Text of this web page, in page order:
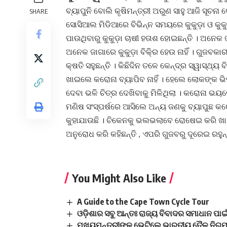
SHARE
ବ୍ୟାପୁନି ବୋଲି କୃଷିମନ୍ତ୍ରୀ ଅରୁଣ ସାହୁ ଆଜି ସୂଚନା
ସୋସିଆଲ ମିଡିଆରେ ବିଭିନ୍ନ ସମୟରେ କୁକୁଡ଼ା ଓ
ପାଉଥିବାରୁ କୁକୁଡ଼ା ଚାଷୀ ହତାଶ ହୋଇଛନ୍ତି ।
ଅନେକ ଜାଗାରେ କୁକୁଡ଼ା ବିକି୍ର ହେଉ ନାହିଁ ।
କ୍ଷତି ସହୁଛନ୍ତି । କିଛିଦିନ ତଳେ କେନ୍ଦ୍ର
ଖାଇଲେ କରୋନା ବ୍ୟାପିବ ନାହିଁ । ହେଲେ
ଦେବା ଭଳି ଚିତ୍ର ଦେଖିବାକୁ ମିଳିଥିଲା । କରୋନା
ମଣିଷ ସଂସ୍ପର୍ଷରେ ଆସିଲେ ଅନ୍ୟ ଜଣକୁ ବ୍ୟାପୁଛ
କୁହାଯାଉଛି । ଚିକେନକୁ ଭଲଭଲାବେ ରୋଷେଇ କରି
ଅନୁରୋଧ କରି କହିଛନ୍ତି , ଏପରି ଗୁଜବରୁ ଦୂରେଇ
You Might Also Like
A Guide to the Cape Town Cycle Tour
ଓଡ଼ିଶାର ସବୁ ଆନ୍ତଃ ରାଜ୍ୟ ବିବାଦର ସମାଧାନ